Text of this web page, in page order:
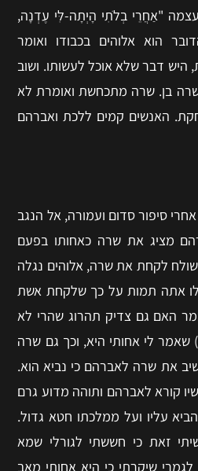
"אַחֲרֵי בְלֹתִי הָיְתָה-לִּי עֶדְנָה,
כעת הדובר הוא אלוהים בכבודו ואומר
דבר שלא אוכל לעשותו. ושוב
בן. שרה מתכחשת ואומרת לא
האנשים קמים ללכת ואברהם
סיפור סדום ועמורה, אל הנגב
מציג את שרה כאחותו בפעם
לקחת את שרה, אלוהים נגלה
לו אתה תמות על כך שלקחת אשת
האם גם צדיק תהרוג שהרי לא
שאמר לי אחותי היא, וכך גם שרה
את שרה לאברהם כי נביא הוא.
קורא לאברהם ותוהה מדוע גרם
עליו ועל ממלכתו חטא גדול.
זאת כי חששתי לגורלי שמא
שיקרתי כי היא אחותי מאב